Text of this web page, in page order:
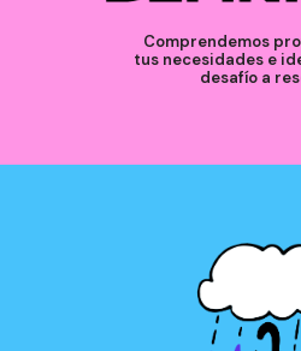
Comprendemos
tus necesidades e
desafío a